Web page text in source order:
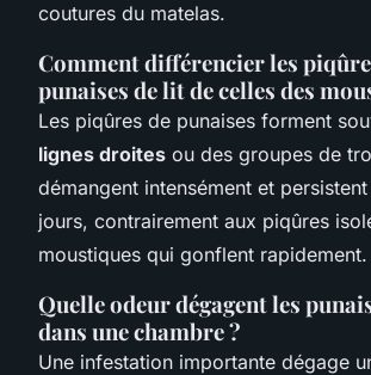
coutures du matelas.
Comment différencier les
punaises de lit de celles des
Les piqûres de punaises forment
lignes droites ou des groupes de
démangent intensément et
jours, contrairement aux piqûres
moustiques qui gonflent rapidement.
Quelle odeur dégagent les
dans une chambre ?
Une infestation importante dégage